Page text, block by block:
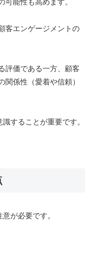
可能性も高めます。
客エンゲージメントの
評価である一方、顧客
係性（愛着や信頼）
することが重要です。
が必要です。